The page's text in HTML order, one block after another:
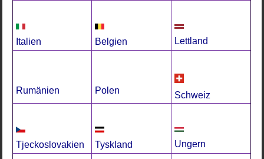
Italien Belgien Lettland
Rumänien Polen Schweiz
Tjeckoslovakien Tyskland Ungern